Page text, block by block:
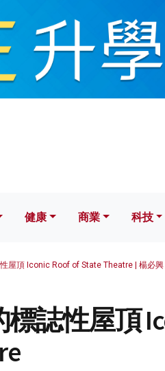
健康 科技
健康 商業 科技
屋頂 Iconic Roof of State Theatre | 楊必興
誌性屋頂